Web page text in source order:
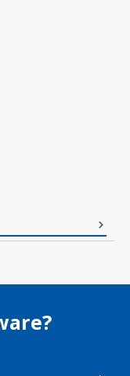
nicht verfügbar.)
ein oder benutze